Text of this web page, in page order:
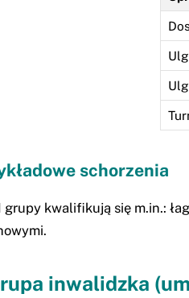
schorzenia
grupy kwalifikują się m.in.:
inwalidzka